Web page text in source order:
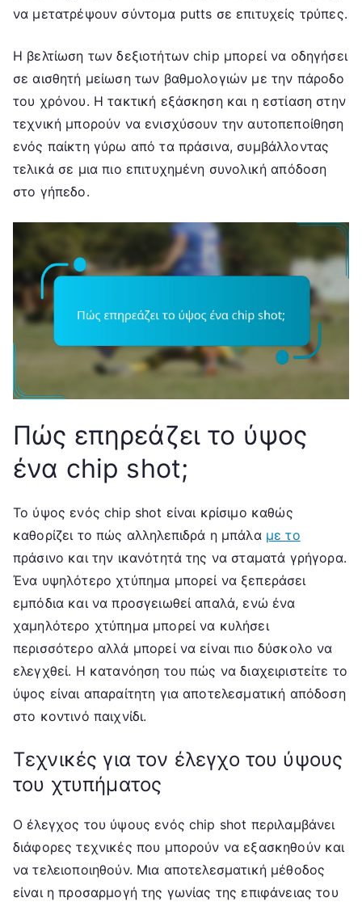
να μετατρέψουν σύντομα putts σε επιτυχείς τρύπες.
Η βελτίωση των δεξιοτήτων chip μπορεί να οδηγήσει
σε αισθητή μείωση των βαθμολογιών με την πάροδο
του χρόνου. Η τακτική εξάσκηση και η εστίαση στην
τεχνική μπορούν να ενισχύσουν την αυτοπεποίθηση
ενός παίκτη γύρω από τα πράσινα, συμβάλλοντας
τελικά σε μια πιο επιτυχημένη συνολική απόδοση
στο γήπεδο.
Πώς επηρεάζει το ύψος
ένα chip shot;
Το ύψος ενός chip shot είναι κρίσιμο καθώς
καθορίζει το πώς αλληλεπιδρά η μπάλα με το
πράσινο και την ικανότητά της να σταματά γρήγορα.
Ένα υψηλότερο χτύπημα μπορεί να ξεπεράσει
εμπόδια και να προσγειωθεί απαλά, ενώ ένα
χαμηλότερο χτύπημα μπορεί να κυλήσει
περισσότερο αλλά μπορεί να είναι πιο δύσκολο να
ελεγχθεί. Η κατανόηση του πώς να διαχειριστείτε το
ύψος είναι απαραίτητη για αποτελεσματική απόδοση
στο κοντινό παιχνίδι.
Τεχνικές για τον έλεγχο του ύψους
του χτυπήματος
Ο έλεγχος του ύψους ενός chip shot περιλαμβάνει
διάφορες τεχνικές που μπορούν να εξασκηθούν και
να τελειοποιηθούν. Μια αποτελεσματική μέθοδος
είναι η προσαρμογή της γωνίας της επιφάνειας του